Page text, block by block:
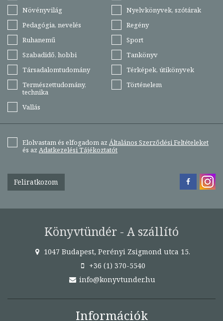
Növényvilág
Nyelvkönyvek, szótárak
Pedagógia, nevelés
Regény
Ruhanemű
Sport
Szabadidő, hobbi
Tankönyv
Társadalomtudomány
Térképek, útikönyvek
Természettudomány,
technika
Történelem
Vallás
Elolvastam és elfogadom az Általános Szerződési Feltételeket
és az Adatkezelési Tájékoztatót
Feliratkozom
Könyvtündér - A szállító
1047 Budapest, Perényi Zsigmond utca 15.
+36 (1) 370-5540
info@konyvtunder.hu
Információk